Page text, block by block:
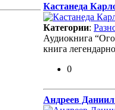
Кастанеда
Категории:
Аудиокнига
книга
0
Андреев